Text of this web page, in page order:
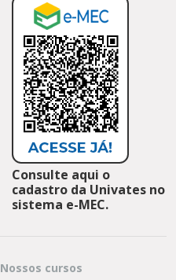
Consulte aqui o
cadastro da Univates no
sistema e-MEC.
Nossos cursos